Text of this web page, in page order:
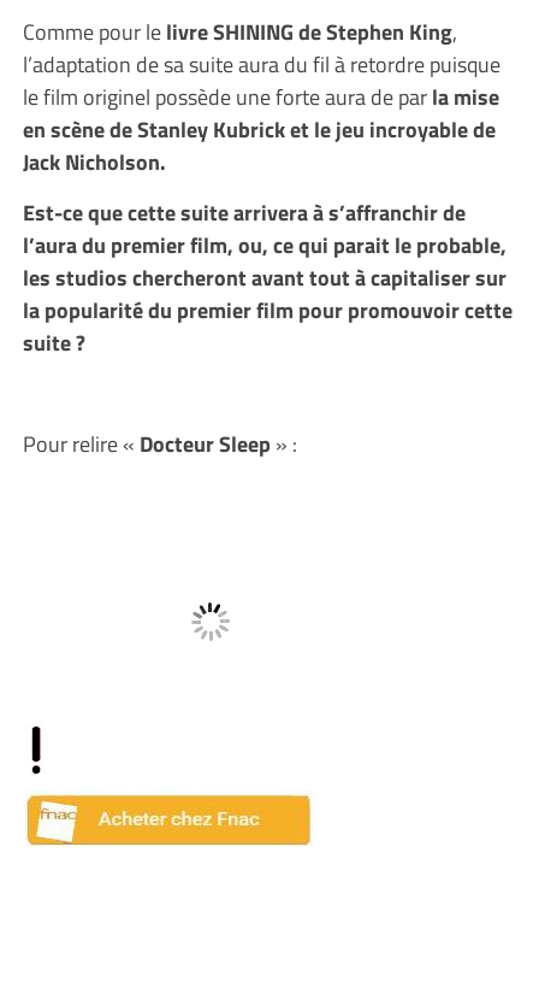
Comme pour lelivre SHINING de Stephen King,
l’adaptation de sa suite aura du fil à retordre puisque
le film originel possède une forte aura de parla mise
en scène de Stanley Kubrick et le jeu incroyable de
Jack Nicholson.
Est-ce que cette suite arrivera à s’affranchir de
l’aura du premier film, ou, ce qui parait le probable,
les studios chercheront avant tout à capitaliser sur
la popularité du premier film pour promouvoir cette
suite ?
Pour relire « Docteur Sleep » :